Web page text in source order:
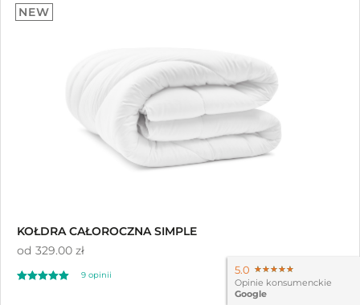
na 5
NEW
KOŁDRA CAŁOROCZNA SIMPLE
od 329.00 zł
9 opinii 5.0 ★★★★★
★★★★★
Opinie konsumenckie
Google